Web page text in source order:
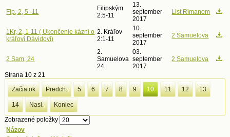
Flp, 2, 5 -11
Filipským
2:5-11
13.
september
2017
List Rimanom
1Kr, 2, 1-11 ( Ukončenie kázni o
kráľovi Dávidovi)
2. Kráľov
2:1-11
10.
september
2017
2 Samuelova
2 Sam, 24
2.
Samuelova
24
03.
september
2017
2 Samuelova
Strana 10 z 21
Začiatok
Predch. 5 6 7 8 9 10 11 12 13
14 Nasl. Koniec
Zobrazené položky
Názov